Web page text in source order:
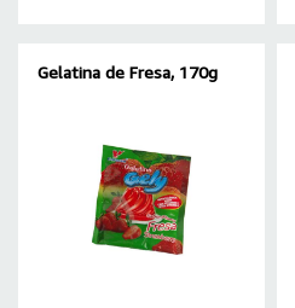
Gelatina de Fresa, 170g